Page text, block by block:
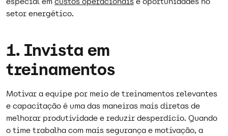
setor energético.
1. Invista em
treinamentos
Motivar a equipe por meio de treinamentos relevantes
e capacitação é uma das maneiras mais diretas de
melhorar produtividade e reduzir desperdício. Quando
o time trabalha com mais segurança e motivação, a